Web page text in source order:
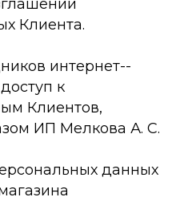
Клиента.
интернет-­
к
Клиентов,
ИП Мелкова А. С.
данных